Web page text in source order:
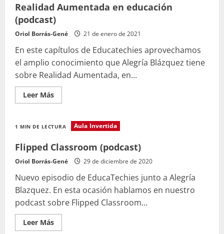
(podcast)
Realidad Aumentada en educación
(podcast)
Oriol Borrás-Gené 21 de enero de 2021
En este capítulos de Educatechies aprovechamos
el amplio conocimiento que Alegría Blázquez tiene
sobre Realidad Aumentada, en...
Leer MásLeer
más
Realidad
Aumentada
educación
(podcast)
1 MIN DE LECTURA Aula Invertida
Flipped Classroom (podcast)
Oriol Borrás-Gené 29 de diciembre de 2020
Nuevo episodio de EducaTechies junto a Alegría
Blazquez. En esta ocasión hablamos en nuestro
podcast sobre Flipped Classroom...
Leer MásLeer
más